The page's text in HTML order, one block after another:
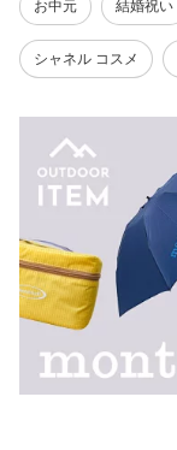
お中元 結婚祝い
シャネル コスメ